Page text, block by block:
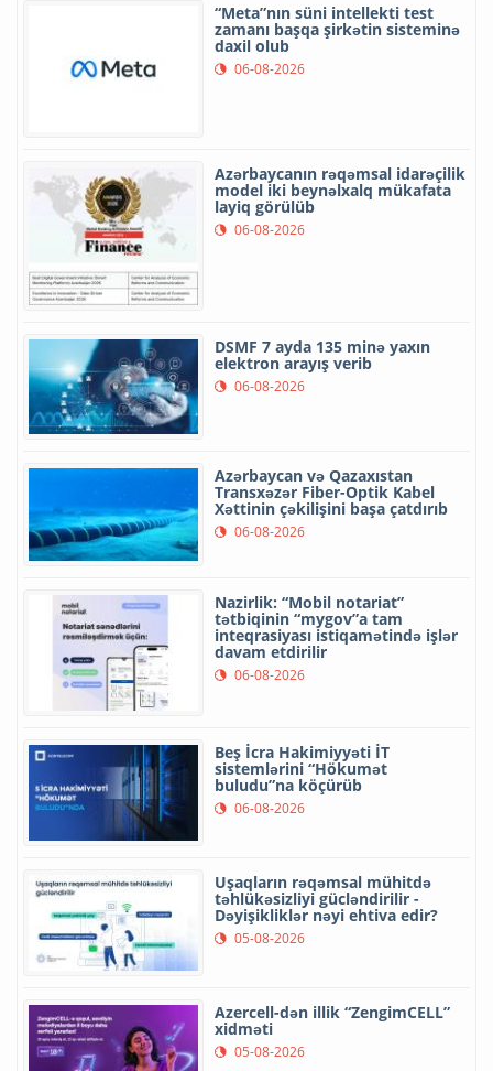
“Meta”nın süni intellekti test
zamanı başqa şirkətin sisteminə
daxil olub
06-08-2026
Azərbaycanın rəqəmsal idarəçilik
model iki beynəlxalq mükafata
layiq görülüb
06-08-2026
DSMF 7 ayda 135 minə yaxın
elektron arayış verib
06-08-2026
Azərbaycan və Qazaxıstan
Transxəzər Fiber-Optik Kabel
Xəttinin çəkilişini başa çatdırıb
06-08-2026
Nazirlik: “Mobil notariat”
tətbiqinin “mygov”a tam
inteqrasiyası istiqamətində işlər
davam etdirilir
06-08-2026
Beş İcra Hakimiyyəti İT
sistemlərini “Hökumət
buludu”na köçürüb
06-08-2026
Uşaqların rəqəmsal mühitdə
təhlükəsizliyi gücləndirilir -
Dəyişikliklər nəyi ehtiva edir?
05-08-2026
Azercell-dən illik “ZengimCELL”
xidməti
05-08-2026